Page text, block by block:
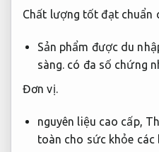
Chất lượng tốt đạt chuẩn
Sản phẩm được du
sàng. có đa số chứng
Đơn vị.
nguyên liệu cao cấp,
toàn cho sức khỏe các